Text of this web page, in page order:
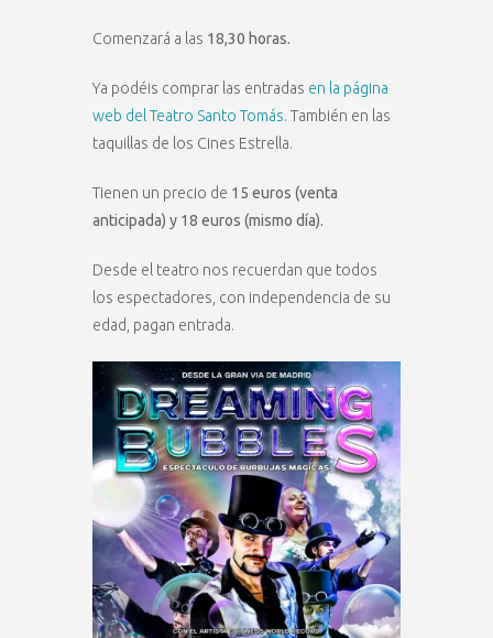
Comenzará a las 18,30 horas.
Ya podéis comprar las entradas en la página
web del Teatro Santo Tomás. También en las
taquillas de los Cines Estrella.
Tienen un precio de 15 euros (venta
anticipada) y 18 euros (mismo día).
Desde el teatro nos recuerdan que todos
los espectadores, con independencia de su
edad, pagan entrada.